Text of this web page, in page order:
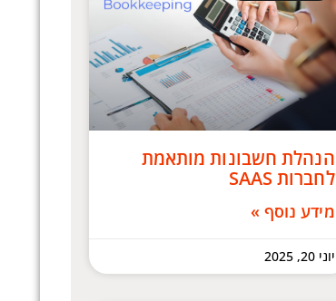
הנהלת חשבונות מותאמת
לחברות SAAS
מידע נוסף »
יוני 20, 2025